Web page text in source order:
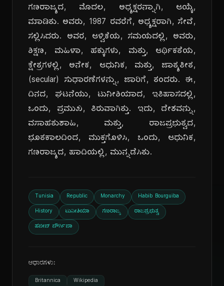
ಗಣರಾಜ್ಯದ, ಮೊದಲ, ಅಧ್ಯಕ್ಷರನ್ನಾಗಿ, ಆಯ್ಕೆ,
ಮಾಡಿತು. ಅವರು, 1987 ರವರೆಗೆ, ಅಧ್ಯಕ್ಷರಾಗಿ, ಸೇವೆ,
ಸಲ್ಲಿಸಿದರು. ಅವರ, ಆಳ್ವಿಕೆಯ, ಸಮಯದಲ್ಲಿ, ಅವರು,
ಶಿಕ್ಷಣ, ಮಹಿಳಾ, ಹಕ್ಕುಗಳು, ಮತ್ತು, ಆರ್ಥಿಕತೆಯ,
ಕ್ಷೇತ್ರಗಳಲ್ಲಿ, ಅನೇಕ, ಆಧುನಿಕ, ಮತ್ತು, ಜಾತ್ಯತೀತ,
(secular) ಸುಧಾರಣೆಗಳನ್ನು, ಜಾರಿಗೆ, ತಂದರು. ಈ,
ದಿನದ, ಘಟನೆಯು, ಟುನೀಶಿಯಾದ, ಇತಿಹಾಸದಲ್ಲಿ,
ಒಂದು, ಪ್ರಮುಖ, ತಿರುವಾಗಿತ್ತು. ಇದು, ದೇಶವನ್ನು,
ವಸಾಹತುಶಾಹಿ, ಮತ್ತು, ರಾಜಪ್ರಭುತ್ವದ,
ಭೂತಕಾಲದಿಂದ, ಮುಕ್ತಗೊಳಿಸಿ, ಒಂದು, ಆಧುನಿಕ,
ಗಣರಾಜ್ಯದ, ಹಾದಿಯಲ್ಲಿ, ಮುನ್ನಡೆಸಿತು.
Tunisia Republic Monarchy Habib Bourguiba
History ಟುನೀಶಿಯಾ ಗಣರಾಜ್ಯ ರಾಜಪ್ರಭುತ್ವ
ಹಬೀಬ್ ಬೌರ್ಗಿಬಾ
ಆಧಾರಗಳು:
Britannica Wikipedia